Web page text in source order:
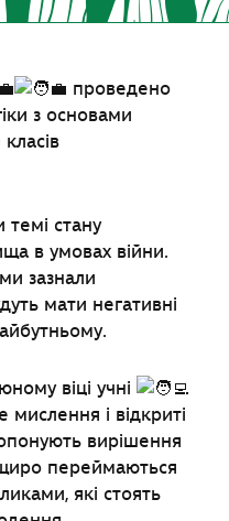
проведено
з основами
темі стану
в умовах війни.
зазнали
мати негативні
віці учні
мислення і відкриті
вирішення
переймаються
які стоять